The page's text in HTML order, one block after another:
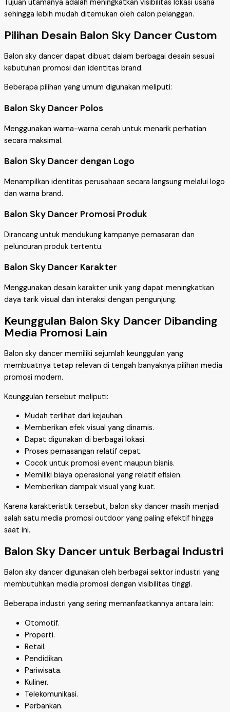
Tujuan utamanya adalah meningkatkan visibilitas lokasi usaha
sehingga lebih mudah ditemukan oleh calon pelanggan.
Pilihan Desain Balon Sky Dancer Custom
Balon sky dancer dapat dibuat dalam berbagai desain sesuai
kebutuhan promosi dan identitas brand.
Beberapa pilihan yang umum digunakan meliputi:
Balon Sky Dancer Polos
Menggunakan warna-warna cerah untuk menarik perhatian
secara maksimal.
Balon Sky Dancer dengan Logo
Menampilkan identitas perusahaan secara langsung melalui logo
dan warna brand.
Balon Sky Dancer Promosi Produk
Dirancang untuk mendukung kampanye pemasaran dan
peluncuran produk tertentu.
Balon Sky Dancer Karakter
Menggunakan desain karakter unik yang dapat meningkatkan
daya tarik visual dan interaksi dengan pengunjung.
Keunggulan Balon Sky Dancer Dibanding
Media Promosi Lain
Balon sky dancer memiliki sejumlah keunggulan yang
membuatnya tetap relevan di tengah banyaknya pilihan media
promosi modern.
Keunggulan tersebut meliputi:
Mudah terlihat dari kejauhan.
Memberikan efek visual yang dinamis.
Dapat digunakan di berbagai lokasi.
Proses pemasangan relatif cepat.
Cocok untuk promosi event maupun bisnis.
Memiliki biaya operasional yang relatif efisien.
Memberikan dampak visual yang kuat.
Karena karakteristik tersebut, balon sky dancer masih menjadi
salah satu media promosi outdoor yang paling efektif hingga
saat ini.
Balon Sky Dancer untuk Berbagai Industri
Balon sky dancer digunakan oleh berbagai sektor industri yang
membutuhkan media promosi dengan visibilitas tinggi.
Beberapa industri yang sering memanfaatkannya antara lain:
Otomotif.
Properti.
Retail.
Pendidikan.
Pariwisata.
Kuliner.
Telekomunikasi.
Perbankan.